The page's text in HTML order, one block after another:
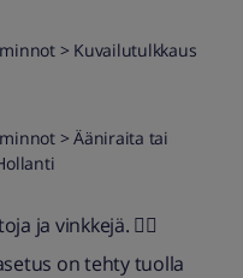
> Kuvailutulkkaus
> Ääniraita tai
ja vinkkejä. 👍🏼
on tehty tuolla